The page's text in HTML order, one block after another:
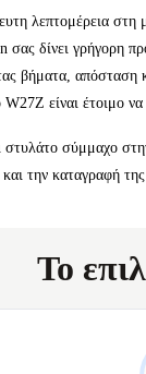
λεπτομέρεια
δίνει γρήγορη
βήματα, απόσταση
είναι έτοιμο
σύμμαχο
την καταγραφή
Το
ΜΕΊΝΕΤΕ